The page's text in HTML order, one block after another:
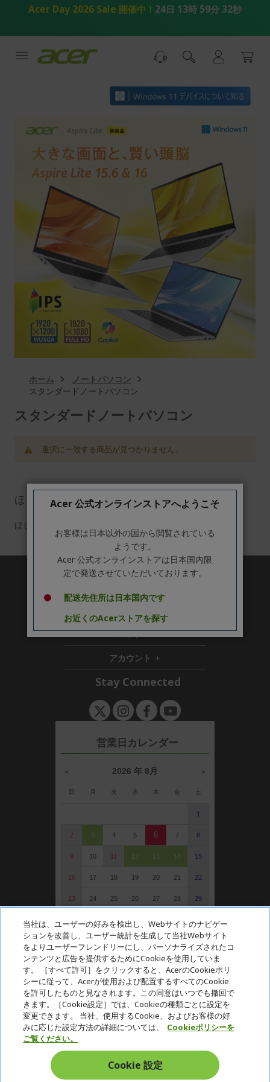
Acer Day 2026 Sale 開催中！ 24日 13時 59分 32秒
ホーム
ノートパソコン
スタンダードノートパソコン
スタンダードノートパソコン
選択に一致する商品が見つかりません。
ほしいものリスト
ほしいものリストにアイテムがありません。
i
d
d
e
n
h
i
d
d
e
n
ストアh
i
d
d
e
アカウント
h
i
d
e
n
Stay Connected
営業日カレンダー
＞
＜ 2026 年 8月
日 月 火 水 木 金 土
1
2 3 4 5 6 7 8
9 10 11 12 13 14 15
16 17 18 19 20 21 22
23 24 25 26 27 28 29
30 31
: 定休日（受注可）
: 受注・お問い合わせのみ
Acer. All Rights Reserved.
日本
Acer 公式オンラインストアへようこそ
お客様は日本以外の国から閲覧されている
ようです。
Acer 公式オンラインストアは日本国内限
定で発送させていただいております。
配送先住所は日本国内です
お近くのAcerストアを探す
当社は、ユーザーの好みを検出し、Webサイトのナビゲー
ションを改善し、ユーザー統計を生成して当社Webサイト
をよりユーザーフレンドリーにし、パーソナライズされたコ
ンテンツと広告を提供するためにCookieを使用していま
す。 ［すべて許可］をクリックすると、AcerのCookieポリ
シーに従って、Acerが使用および配置するすべてのCookie
を許可したものと見なされます。この同意はいつでも撤回で
きます。［Cookie設定］では、Cookieの種類ごとに設定を
変更できます。 当社、使用するCookie、およびお客様の好
みに応じた設定方法の詳細については、
Cookieポリシーを
ご覧ください。
Cookie 設定